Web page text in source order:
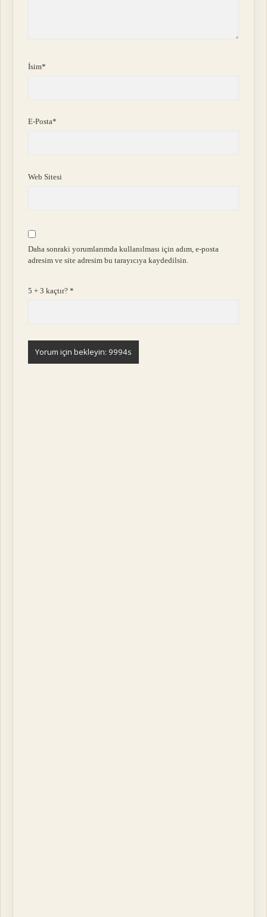
İsim*
E-Posta*
Web Sitesi
Daha sonraki yorumlarımda kullanılması için adım, e-posta
adresim ve site adresim bu tarayıcıya kaydedilsin.
5 + 3 kaçtır?*